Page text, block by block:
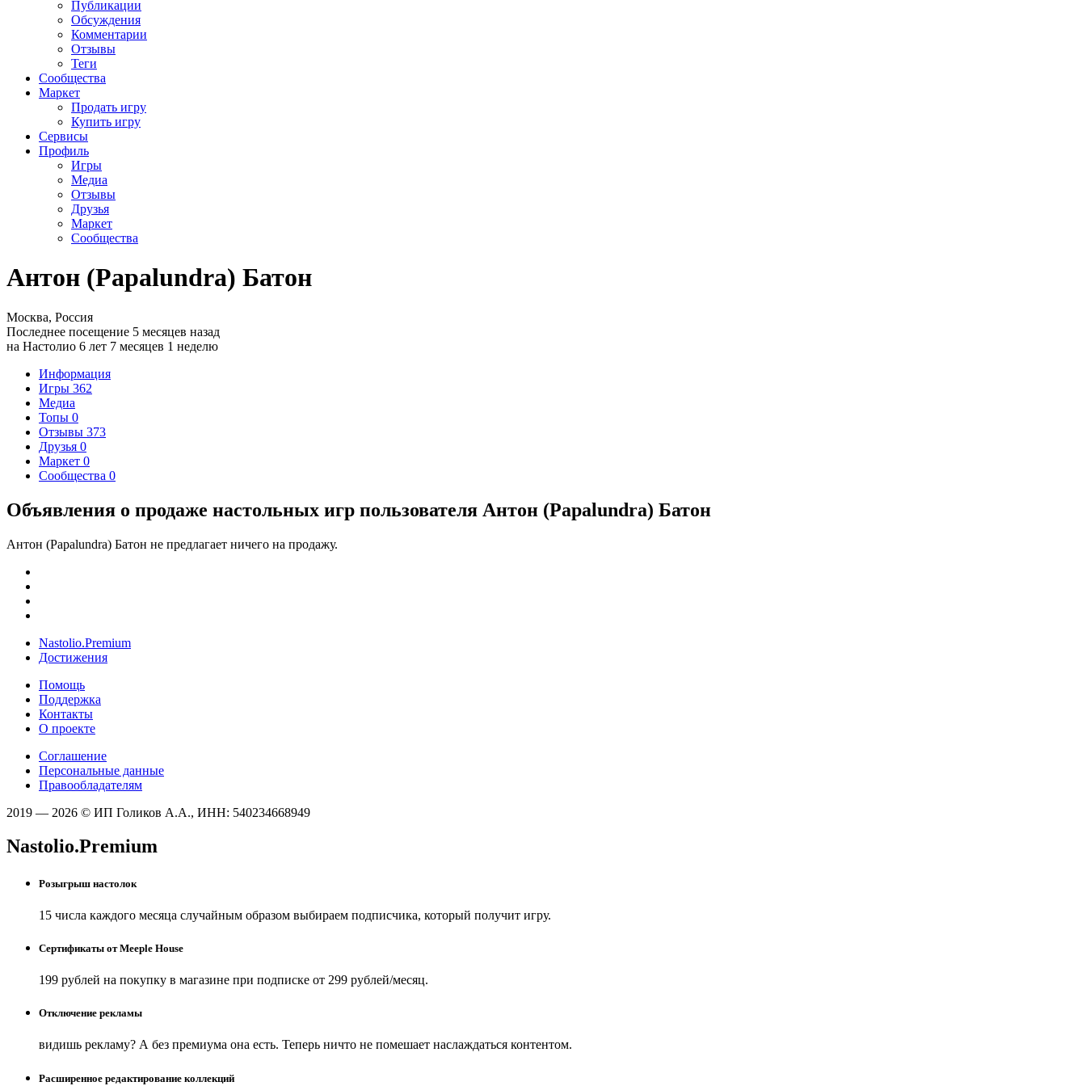
Публикации
Обсуждения
Комментарии
Отзывы
Теги
Сообщества
Маркет
Продать игру
Купить игру
Сервисы
Профиль
Игры
Медиа
Отзывы
Друзья
Маркет
Сообщества
Антон (Papalundra) Батон
Москва, Россия
Последнее посещение 5 месяцев назад
на Настолио 6 лет 7 месяцев 1 неделю
Информация
Игры 362
Медиа
Топы 0
Отзывы 373
Друзья 0
Маркет 0
Сообщества 0
Объявления о продаже настольных игр пользователя Антон (Papalundra) Батон
Антон (Papalundra) Батон не предлагает ничего на продажу.
Nastolio.Premium
Достижения
Помощь
Поддержка
Контакты
О проекте
Соглашение
Персональные данные
Правообладателям
2019 — 2026 © ИП Голиков А.А., ИНН: 540234668949
Nastolio.Premium
Розыгрыш настолок
15 числа каждого месяца случайным образом выбираем подписчика, который получит игру.
Сертификаты от Meeple House
199 рублей на покупку в магазине при подписке от 299 рублей/месяц.
Отключение рекламы
видишь рекламу? А без премиума она есть. Теперь ничто не помешает наслаждаться контентом.
Расширенное редактирование коллекций